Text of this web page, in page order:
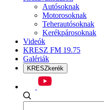
Autósoknak
Motorosoknak
Teherautósoknak
Kerékpárosoknak
Videók
KRESZ FM 19.75
Galériák
KRESZkerék